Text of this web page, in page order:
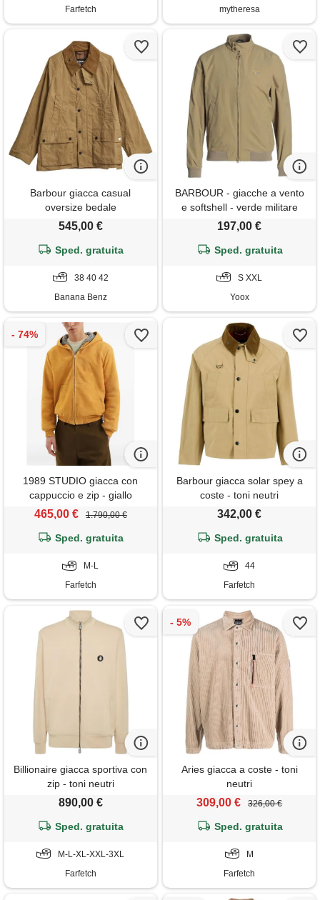
Farfetch mytheresa
Barbour giacca casual
oversize bedale
545,00 €
Sped. gratuita
38 40 42
Banana Benz
BARBOUR - giacche a vento
e softshell - verde militare
197,00 €
Sped. gratuita
S XXL
Yoox
1989 STUDIO giacca con
cappuccio e zip - giallo
465,00 € 1.790,00 €
Sped. gratuita
M-L
Farfetch
Barbour giacca solar spey a
coste - toni neutri
342,00 €
Sped. gratuita
44
Farfetch
Billionaire giacca sportiva con
zip - toni neutri
890,00 €
Sped. gratuita
M-L-XL-XXL-3XL
Farfetch
Aries giacca a coste - toni
neutri
309,00 € 326,00 €
Sped. gratuita
M
Farfetch